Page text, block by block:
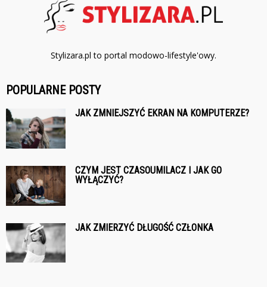
Stylizara.pl to portal modowo-lifestyle'owy.
POPULARNE POSTY
JAK ZMNIEJSZYĆ EKRAN NA KOMPUTERZE?
CZYM JEST CZASOUMILACZ I JAK GO
WYŁĄCZYĆ?
JAK ZMIERZYĆ DŁUGOŚĆ CZŁONKA